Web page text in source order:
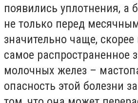
появились уплотнения, а
не только перед
значительно чаще, скорее
самое распространенное
молочных желез –
опасность этой болезни